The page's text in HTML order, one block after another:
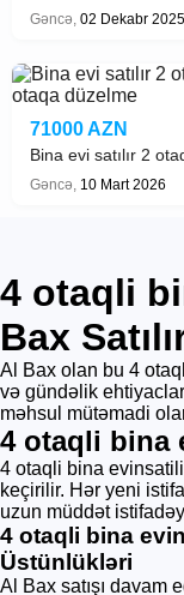
Gəncə, 02 Dekabr 2025
71000 AZN
Bina evi satılır 2
otaqa düzelme
Gəncə, 10 Mart 2026
4 otaqli
Bax
Al Bax olan bu 4
və gündəlik
məhsul mütəmadi
4 otaqli bina
4 otaqli bina
keçirilir. Hər yeni
uzun müddət
4 otaqli bina
Üstünlükləri
Al Bax satışı davam